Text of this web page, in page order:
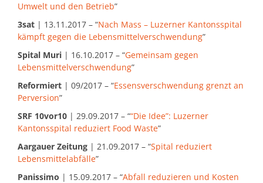
Umwelt und den Betrieb”
3sat | 13.11.2017 – “Nach Mass – Luzerner Kantonsspital
kämpft gegen die Lebensmittelverschwendung”
Spital Muri | 16.10.2017 – “Gemeinsam gegen
Lebensmittelverschwendung”
Reformiert | 09/2017 – “Essensverschwendung grenzt an
Perversion”
SRF 10vor10 | 29.09.2017 – ““Die Idee”: Luzerner
Kantonsspital reduziert Food Waste”
Aargauer Zeitung | 21.09.2017 – “Spital reduziert
Lebensmittelabfälle”
Panissimo | 15.09.2017 – “Abfall reduzieren und Kosten